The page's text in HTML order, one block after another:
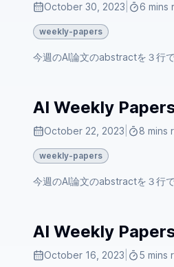
October 30, 2023 6 mins
weekly-papers
今週のAI論文のabstractを３行
AI Weekly
October 22, 2023 8 mins
weekly-papers
今週のAI論文のabstractを３行
AI Weekly
October 16, 2023 5 mins